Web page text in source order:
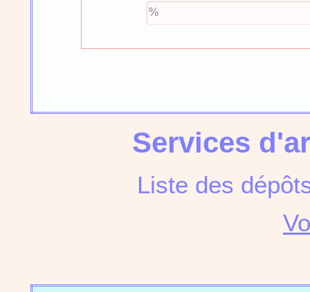
Services
Liste des